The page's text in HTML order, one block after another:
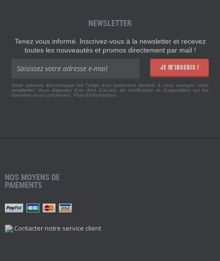
NEWSLETTER
Tenez vous informé. Inscrivez-vous à la newsletter et recevez
toutes les nouveautés et promos directement par mail !
JE M'INSCRIS !
Votre adresse électronique fait l'objet d'un traitement destiné à vous envoyer notre
newsletter. Vous disposez d'un droit d'accès, de rectification et d'opposition sur les
données vous concernant. Plus d'informations
NOS MOYENS DE
PAIEMENTS
Contacter notre service client